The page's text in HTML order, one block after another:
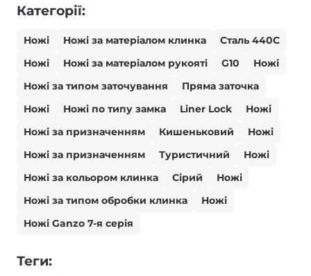
Категорії:
Ножі Ножі за матеріалом клинка
Сталь 440С
Ножі
Ножі за матеріалом рукояті G10
Ножі
Ножі за типом заточування
Пряма заточка
Ножі
Ножі по типу замка Liner Lock
Ножі
Ножі за призначенням
Кишеньковий
Ножі
Ножі за призначенням
Туристичний
Ножі
Ножі за кольором клинка
Сірий
Ножі
Ножі за типом обробки клинка
Ножі
Ножі Ganzo 7-я серія
Теги: